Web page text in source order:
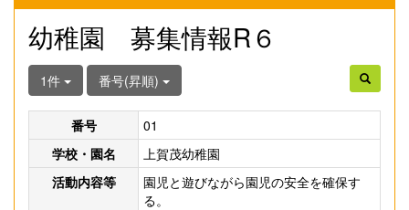
幼稚園 募集情報R６
1件 番号(昇順)
番号
01
学校・園名
上賀茂幼稚園
活動内容等
園児と遊びながら園児の安全を確保す
る。